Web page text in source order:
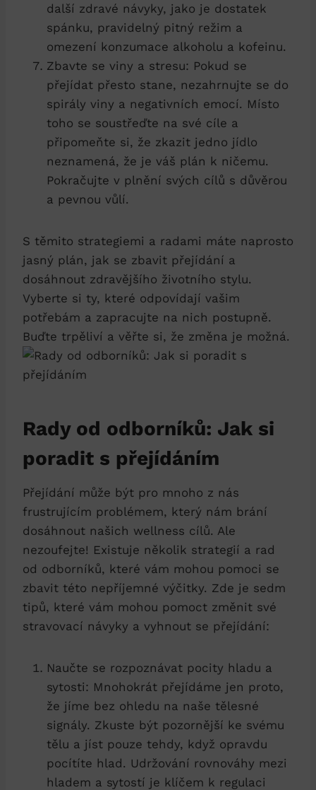
další zdravé návyky, jako je dostatek
spánku, pravidelný pitný režim a
omezení konzumace alkoholu a kofeinu.
Zbavte se‌ viny a stresu: Pokud se
přejídat přesto stane, ​nezahrnujte se do
spirály viny a negativních emocí. Místo
toho se soustřeďte na své cíle a
připomeňte si, že zkazit jedno ⁣jídlo
neznamená,‌ že je váš plán‌ k ničemu.
Pokračujte v plnění svých cílů s důvěrou
a pevnou vůlí.
S těmito strategiemi a radami máte naprosto
jasný plán, jak se zbavit přejídání a
‍dosáhnout zdravějšího životního stylu.
Vyberte si ty, které ⁢odpovídají vašim
potřebám a zapracujte na nich postupně.
Buďte trpěliví a věřte si, že⁣ změna je možná.
Rady od odborníků: Jak si
poradit s přejídáním
Přejídání může být pro mnoho z nás
frustrujícím problémem, který nám brání
dosáhnout našich wellness cílů. Ale
nezoufejte! Existuje několik strategií a rad
od odborníků, které vám mohou pomoci se
zbavit této nepříjemné výčitky. Zde je sedm
tipů, které vám mohou pomoct změnit své
stravovací návyky a vyhnout se přejídání:
Naučte se rozpoznávat pocity ​hladu a
sytosti: Mnohokrát přejídáme jen proto,
že jíme bez⁣ ohledu na naše tělesné
signály. Zkuste být pozornější ke svému
tělu a jíst pouze tehdy, když opravdu
pocítíte hlad. Udržování rovnováhy mezi
hladem a sytostí je klíčem k regulaci